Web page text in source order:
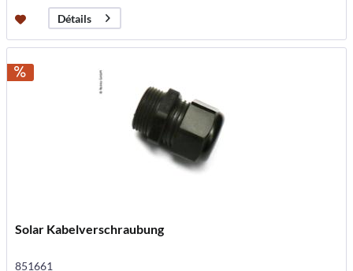
Détails
Solar Kabelverschraubung
851661